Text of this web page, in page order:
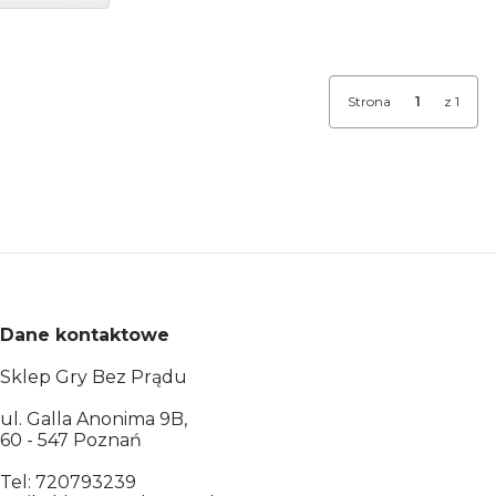
Strona z 1
Dane kontaktowe
Sklep Gry Bez Prądu
ul. Galla Anonima 9B,
60 - 547 Poznań
Tel: 720793239